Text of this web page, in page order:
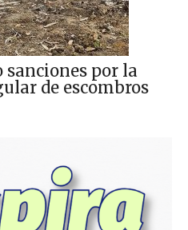
sanciones por la
de escombros